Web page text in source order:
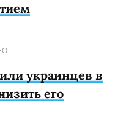
украинцев в
его